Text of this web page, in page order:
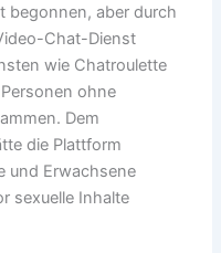
begonnen, aber durch
Chat-Dienst
wie Chatroulette
ohne
Dem
die Plattform
und Erwachsene
sexuelle Inhalte